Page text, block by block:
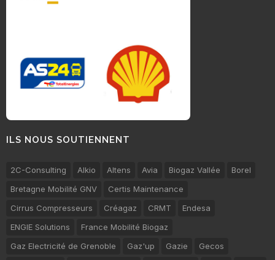
ILS NOUS SOUTIENNENT
2C-Consulting Alkio Altens Avia Biogaz Vallée
Borel
Bretagne Mobilité GNV
Certis Maintenance
Cirrus Compresseurs
Créagaz CRMT
Endesa
ENGIE Solutions
France Mobilité Biogaz
Gaz Electricité de Grenoble
Gaz'up Gazie Gecos